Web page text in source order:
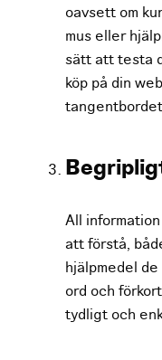
oavsett om
mus eller
sätt att testa
köp på din
All
att förstå,
hjälpmedel
ord och
tydligt och